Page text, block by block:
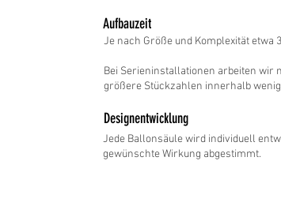
Aufbauzeit
Je nach Größe und Komplexität etwa
Bei Serieninstallationen arbeiten wir
größere Stückzahlen innerhalb
Designentwicklung
Jede Ballonsäule wird individuell
gewünschte Wirkung abgestimmt.